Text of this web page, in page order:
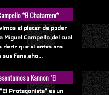
*El Chatarrero*
el placer de poder
Miguel Campello,del cual
decir que si antes nos
sus fans,aho...
a Kannon "El
Protagonista"
Protagonista" es un